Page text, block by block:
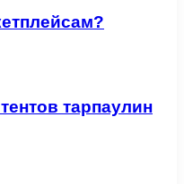
тарпаулин